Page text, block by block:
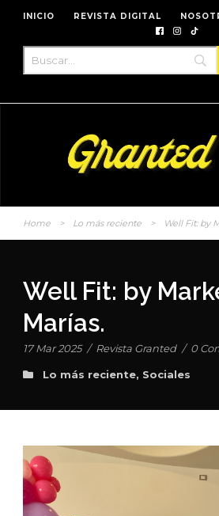
INICIO REVISTA DIGITAL
Home > Lo más reciente > Well Fit: by
Well Fit: by
Marías.
17 Mar 2025 / Revista Granted / 0
Lo más reciente, Sociales